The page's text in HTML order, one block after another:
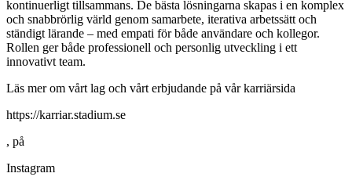
kontinuerligt tillsammans. De bästa lösningarna skapas i en komplex
och snabbrörlig värld genom samarbete, iterativa arbetssätt och
ständigt lärande – med empati för både användare och kollegor.
Rollen ger både professionell och personlig utveckling i ett
innovativt team.
Läs mer om vårt lag och vårt erbjudande på vår karriärsida
https://karriar.stadium.se
, på
Instagram